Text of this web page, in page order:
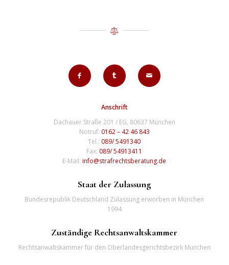
Anschrift
Dachauer Straße 201 / EG, 80637 München
Notruf: 0162 – 42 46 843
Tel.: 089/ 5491340
Fax: 089/ 54913411
E-Mail:info@strafrechtsberatung.de
Staat der Zulassung
Bundesrepublik Deutschland Zulassung erworben in München
1994
Zuständige Rechtsanwaltskammer
Rechtsanwaltskammer für den Oberlandesgerichtsbezirk München